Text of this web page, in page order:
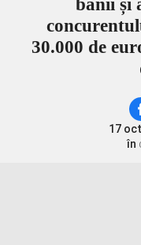
banii și
30.000 de
17
în